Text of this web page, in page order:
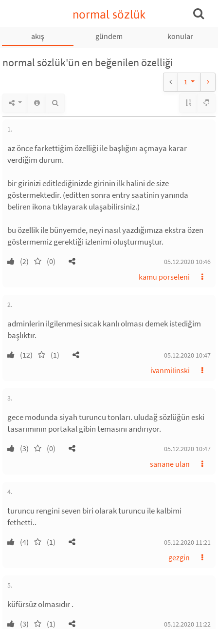
normal sözlük
akış gündem konular
normal sözlük'ün en beğenilen özelliği
1
1.
az önce farkettiğim özelliği ile başlığını açmaya karar
verdiğim durum.
bir girinizi editlediğinizde girinin ilk halini de size
göstermektedir. (editten sonra entry saatinin yanında
beliren ikona tıklayarak ulaşabilirsiniz.)
bu özellik ile bünyemde, neyi nasıl yazdığımıza ekstra özen
göstermemiz gerektiği izlenimi oluşturmuştur.
(2) (0) 05.12.2020 10:46
kamu porseleni
2.
adminlerin ilgilenmesi sıcak kanlı olması demek istediğim
başlıktır.
(12) (1) 05.12.2020 10:47
ivanmilinski
3.
gece modunda siyah turuncu tonları. uludağ sözlüğün eski
tasarımının portakal gibin temasını andırıyor.
(3) (0) 05.12.2020 10:47
sanane ulan
4.
turuncu rengini seven biri olarak turuncu ile kalbimi
fethetti..
(4) (1) 05.12.2020 11:21
gezgin
5.
küfürsüz olmasıdır .
(3) (1) 05.12.2020 11:22